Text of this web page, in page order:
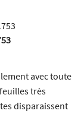
avec toute
très
disparaissent